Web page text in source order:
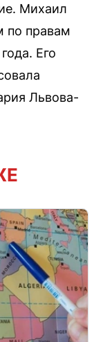
Михаил
по правам
Его
Львова-